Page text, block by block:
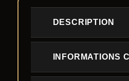
DESCRIPTION
INFORMATIONS